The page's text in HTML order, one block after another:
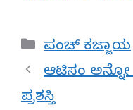
Categories
ಪಂಚ್ ಕಜ್ಜಾಯ
ಆಟಿಸಂ
ಪ್ರಶಸ್ತಿ